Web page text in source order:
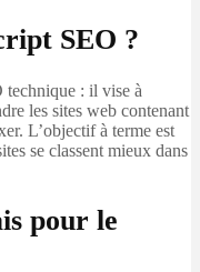
SEO ?
technique : il vise à
les sites web contenant
L’objectif à terme est
se classent mieux dans
pour le